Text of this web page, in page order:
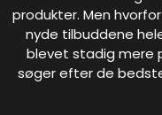
produkter. Men
nyde tilbuddene
blevet stadig mere
søger efter de